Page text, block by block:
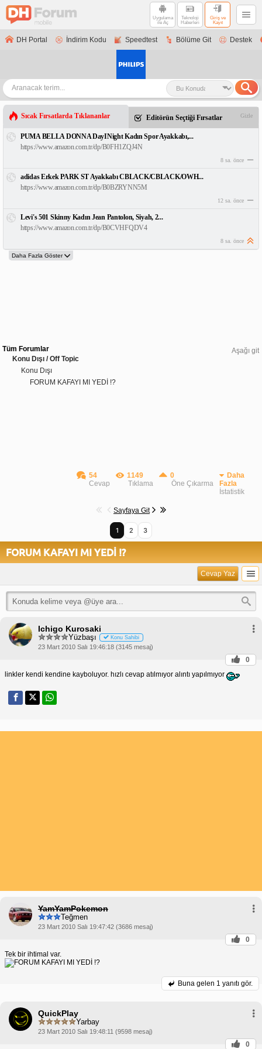
Uygulama
ile Aç
Teknoloji
Haberleri
Giriş ve
Kayıt
DH Portal İndirim Kodu Speedtest Bölüme Git Destek
Sıcak Fırsatlarda Tıklananlar Editörün Seçtiği Fırsatlar Gizle
PUMA BELLA DONNA DayINight Kadın Spor Ayakkabı,...
https://www.amazon.com.tr/dp/B0FH1ZQJ4N
8 sa. önce
adidas Erkek PARK ST Ayakkabı CBLACK/CBLACK/OWH...
https://www.amazon.com.tr/dp/B0BZRYNN5M
12 sa. önce
Levi's 501 Skinny Kadın Jean Pantolon, Siyah, 2...
https://www.amazon.com.tr/dp/B0CVHFQDV4
8 sa. önce
Aşağı git
Tüm Forumlar
Konu Dışı / Off Topic
Konu Dışı
FORUM KAFAYI MI YEDİ !?
54
Cevap
1149
Tıklama
0
Öne Çıkarma
Daha
Fazla
İstatistik
Sayfaya Git
1 2 3
FORUM KAFAYI MI YEDİ !?
Cevap Yaz
Ichigo Kurosaki
Yüzbaşı Konu Sahibi
23 Mart 2010 Salı 19:46:18 (3145 mesaj)
0
linkler kendi kendine kayboluyor. hızlı cevap atılmıyor alıntı yapılmıyor
YamYamPokemon
Teğmen
23 Mart 2010 Salı 19:47:42 (3686 mesaj)
0
Tek bir ihtimal var.
Buna gelen 1 yanıtı gör.
QuickPlay
Yarbay
23 Mart 2010 Salı 19:48:11 (9598 mesaj)
0